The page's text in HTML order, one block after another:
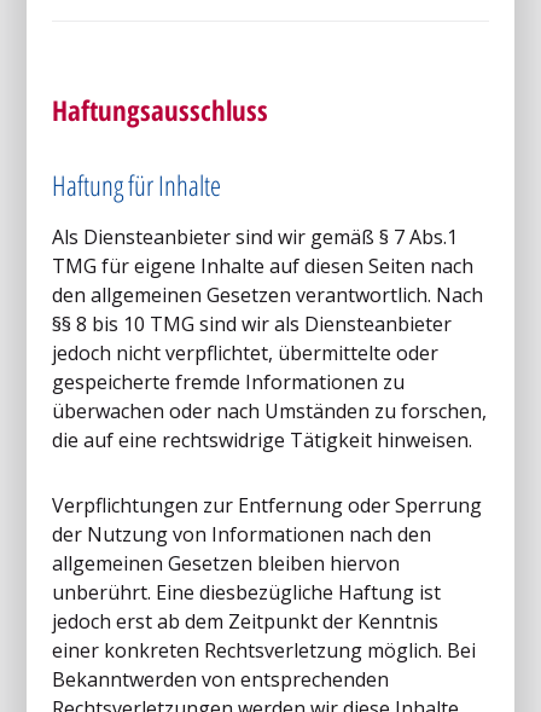
Haftungsausschluss
Haftung für Inhalte
Als Diensteanbieter sind wir gemäß § 7 Abs.1
TMG für eigene Inhalte auf diesen Seiten nach
den allgemeinen Gesetzen verantwortlich. Nach
§§ 8 bis 10 TMG sind wir als Diensteanbieter
jedoch nicht verpflichtet, übermittelte oder
gespeicherte fremde Informationen zu
überwachen oder nach Umständen zu forschen,
die auf eine rechtswidrige Tätigkeit hinweisen.
Verpflichtungen zur Entfernung oder Sperrung
der Nutzung von Informationen nach den
allgemeinen Gesetzen bleiben hiervon
unberührt. Eine diesbezügliche Haftung ist
jedoch erst ab dem Zeitpunkt der Kenntnis
einer konkreten Rechtsverletzung möglich. Bei
Bekanntwerden von entsprechenden